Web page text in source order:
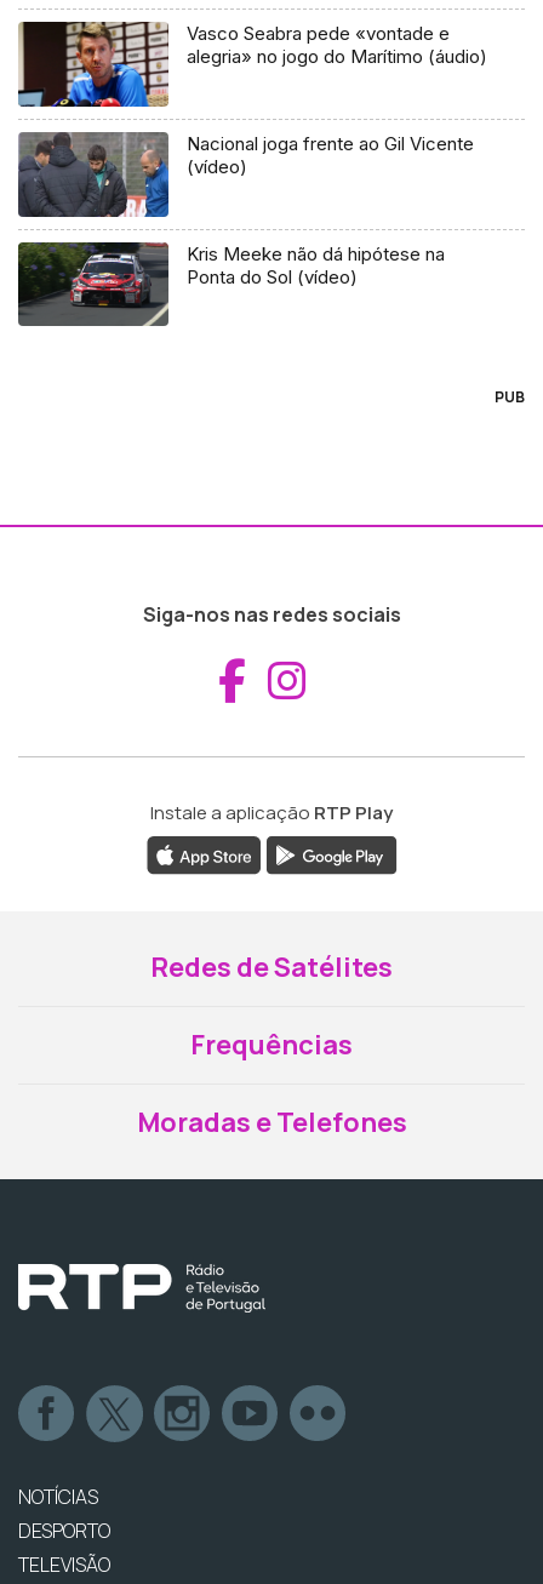
Vasco Seabra pede «vontade e
alegria» no jogo do Marítimo (áudio)
Nacional joga frente ao Gil Vicente
(vídeo)
Kris Meeke não dá hipótese na
Ponta do Sol (vídeo)
PUB
Siga-nos nas redes sociais
Aceder ao
Instale a aplicação RTP Play
Redes de Satélites
Frequências
Moradas e Telefones
NOTÍCIAS
DESPORTO
TELEVISÃO